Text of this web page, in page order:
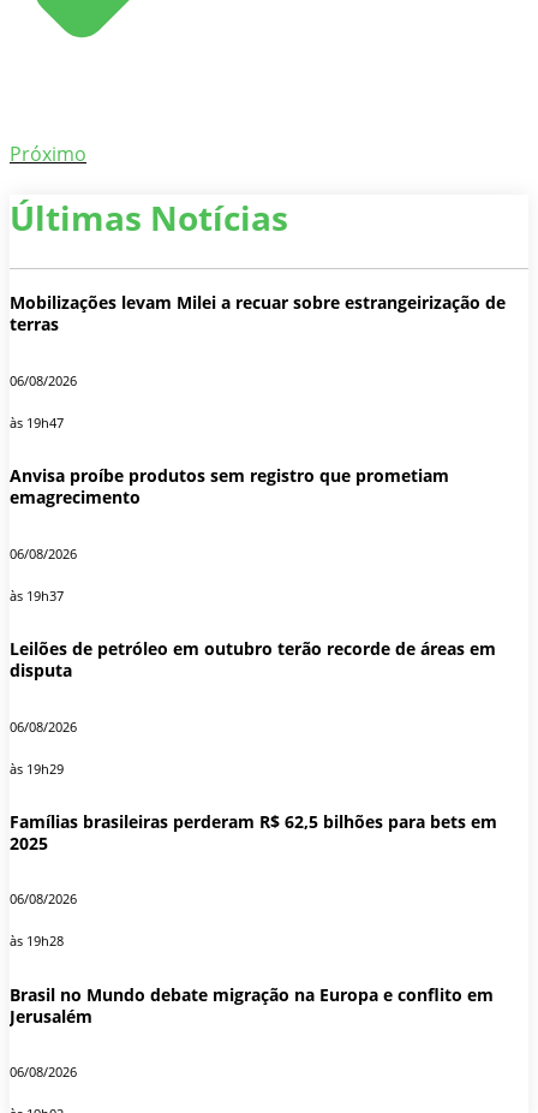
Próximo
Últimas Notícias
Mobilizações levam Milei a recuar sobre estrangeirização de
terras
06/08/2026
às 19h47
Anvisa proíbe produtos sem registro que prometiam
emagrecimento
06/08/2026
às 19h37
Leilões de petróleo em outubro terão recorde de áreas em
disputa
06/08/2026
às 19h29
Famílias brasileiras perderam R$ 62,5 bilhões para bets em
2025
06/08/2026
às 19h28
Brasil no Mundo debate migração na Europa e conflito em
Jerusalém
06/08/2026